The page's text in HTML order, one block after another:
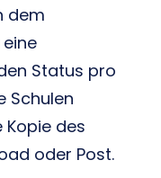
dem
Status pro
Schulen
des
oder Post.